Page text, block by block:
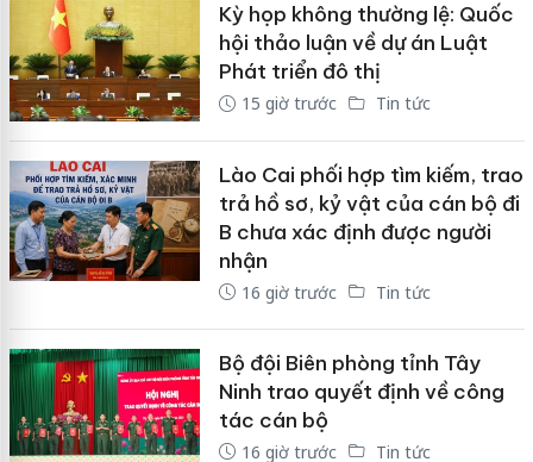
Kỳ họp không thường lệ: Quốc
hội thảo luận về dự án Luật
Phát triển đô thị
15 giờ trước Tin tức
Lào Cai phối hợp tìm kiếm, trao
trả hồ sơ, kỷ vật của cán bộ đi
B chưa xác định được người
nhận
16 giờ trước Tin tức
Bộ đội Biên phòng tỉnh Tây
Ninh trao quyết định về công
tác cán bộ
16 giờ trước Tin tức